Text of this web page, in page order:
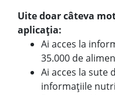
Uite doar câteva
aplicația:
Ai acces la
35.000 de
Ai acces la sute
informațiile